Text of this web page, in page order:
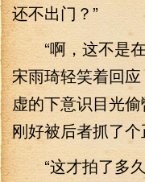
还不出门？”
“啊，这不是在
宋雨琦轻笑着回
虚的下意识目光
刚好被后者抓了个
“这才拍了多久